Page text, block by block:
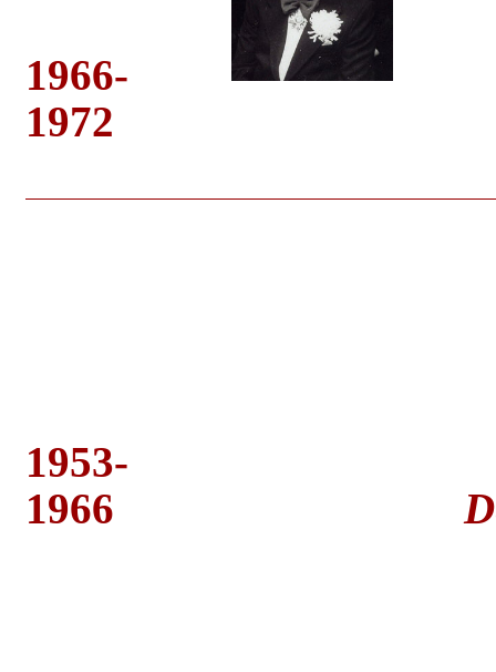
1966-
1972
1953-
1966